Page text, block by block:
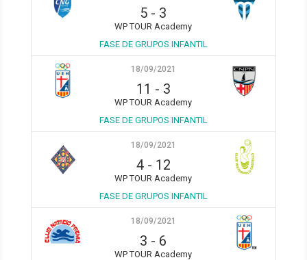
5 - 3
WP TOUR Academy
FASE DE GRUPOS INFANTIL
18/09/2021
11 - 3
WP TOUR Academy
FASE DE GRUPOS INFANTIL
18/09/2021
4- 12
WP TOUR Academy
FASE DE GRUPOS INFANTIL
18/09/2021
3 - 6
WP TOUR Academy